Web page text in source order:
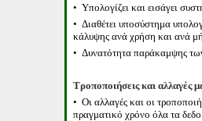
• Υπολογίζει και εισάγει
• Διαθέτει υποσύστημα
κάλυψης ανά χρήση και ανά
• Δυνατότητα παράκαμψης
Τροποποιήσεις και αλλαγές
• Οι αλλαγές και οι
πραγματικό χρόνο όλα τα